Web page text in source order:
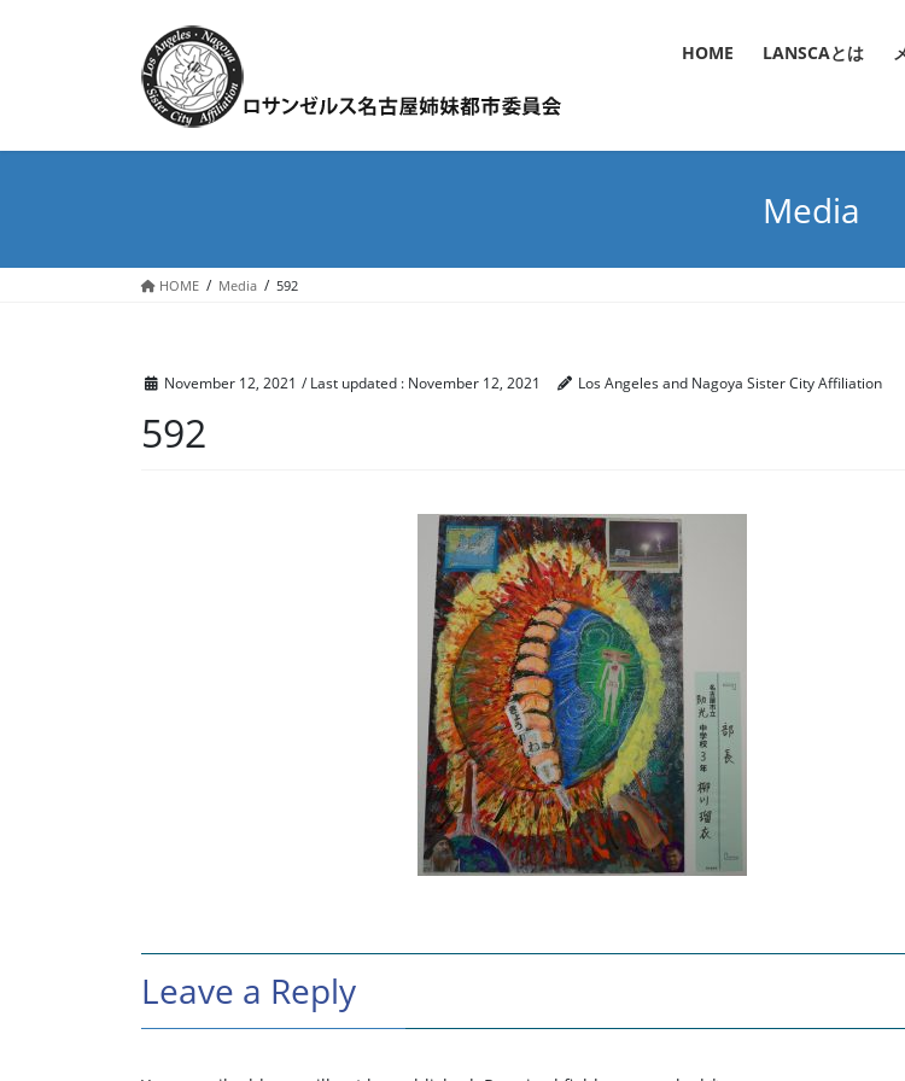
HOME LANSCAとは
Media
HOME Media 592
November 12, 2021 / Last updated : November 12, 2021 Los Angeles and Nagoya Sister City Affiliation
592
Leave a Reply